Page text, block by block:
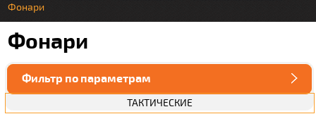
Фонари
Фонари
Фильтр по параметрам
ТАКТИЧЕСКИЕ